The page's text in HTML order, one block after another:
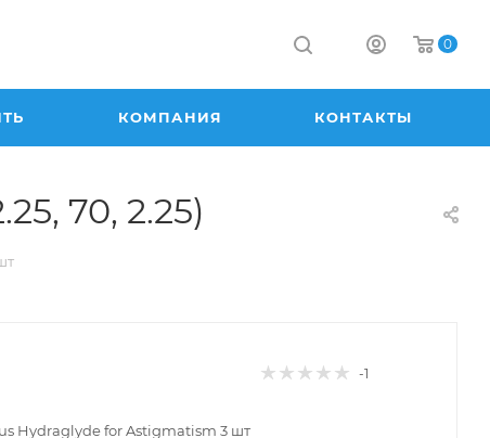
0
КОМПАНИЯ КОНТАКТЫ
70, 2.25)
-1
Hydraglyde for Astigmatism 3 шт